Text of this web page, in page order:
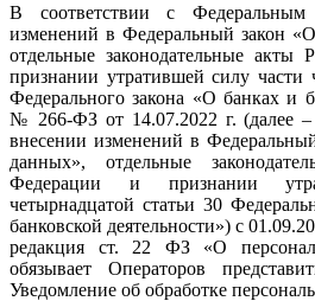
В соответствии с
изменений в Федеральный закон
отдельные законодательные акты
признании утратившей силу части
Федерального закона «О банках и
№ 266-ФЗ от 14.07.2022 г. (далее
внесении изменений в
данных», отдельные
Федерации и признании
четырнадцатой статьи 30
банковской деятельности») с
редакция ст. 22 ФЗ «О
обязывает Операторов
Уведомление об обработке